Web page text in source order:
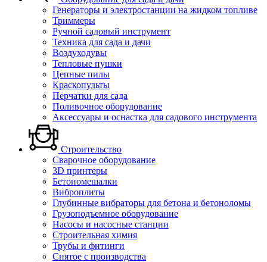
Генераторы и электростанции на жидком топливе
Триммеры
Ручной садовый инструмент
Техника для сада и дачи
Воздуходувы
Тепловые пушки
Цепные пилы
Краскопульты
Перчатки для сада
Поливочное оборудование
Аксессуары и оснастка для садового инструмента
Строительство
Сварочное оборудование
3D принтеры
Бетономешалки
Виброплиты
Глубинные вибраторы для бетона и бетоноломы
Грузоподъемное оборудование
Насосы и насосные станции
Строительная химия
Трубы и фитинги
Снятое с производства